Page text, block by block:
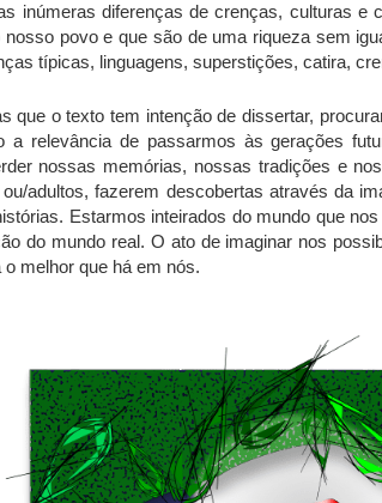
inúmeras diferenças de crenças, culturas e
povo e que são de uma riqueza sem
típicas, linguagens, superstições, catira,
que o texto tem intenção de dissertar,
a relevância de passarmos às gerações
nossas memórias, nossas tradições e
adultos, fazerem descobertas através da
Estarmos inteirados do mundo que
do mundo real. O ato de imaginar nos
melhor que há em nós.